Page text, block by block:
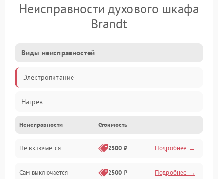
Неисправности духового шкафа
Brandt
Виды неисправностей
Электропитание
Нагрев
Неисправности Стоимость
Не включается 2500 ₽ Подробнее →
Сам выключается 2500 ₽ Подробнее →